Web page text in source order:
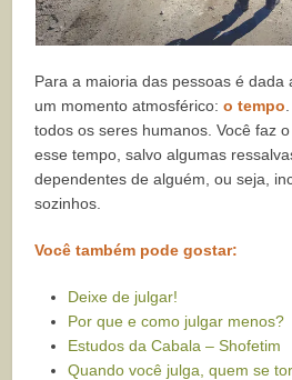
Para a maioria das pessoas é dada
um momento atmosférico:o tempo
todos os seres humanos. Você faz
esse tempo, salvo algumas
dependentes de alguém, ou seja,
sozinhos.
Você também pode gostar:
Deixe de julgar!
Por que e como julgar menos?
Estudos da Cabala – Shofetim
Quando você julga, quem se